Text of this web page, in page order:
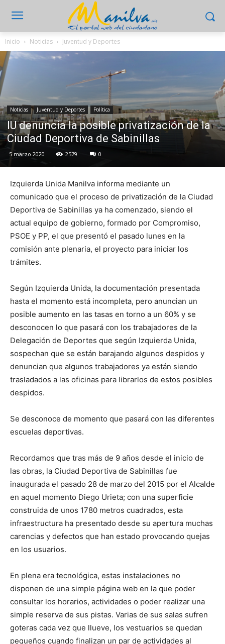
Inicio Noticias Juventud y Deportes
Noticias Juventud y Deportes Política
IU denuncia la posible privatización de la
Ciudad Deportiva de Sabinillas
5 marzo 2020 2579 0
Izquierda Unida Manilva informa mediante un
comunicado que el proceso de privatización de la Ciudad
Deportiva de Sabinillas ya ha comenzado, siendo el
actual equipo de gobierno, formado por Compromiso,
PSOE y PP, el que presentó el pasado lunes en la
comisión ante plenaria, el proyecto para iniciar los
trámites.
Según Izquierda Unida, la documentación presentada
hasta el momento está incompleta, pero anuncian un
posible aumento en las tasas en torno a un 60% y se
desconocen lo que pasará con los trabajadores de la
Delegación de Deportes que según Izquierda Unida,
sospechan que se están barajando algunos despidos y
denuncian que algunos trabajadores ya están siendo
trasladados a las oficinas para librarlos de estos posibles
despidos.
Se desconoce de momento que pasará con las diferentes
escuelas deportivas.
Recordamos que tras más de 9 años desde el inicio de
las obras, la Ciudad Deportiva de Sabinillas fue
inaugurada el pasado 28 de marzo del 2015 por el Alcalde
en aquel momento Diego Urieta; con una superficie
construida de unos 1780 metros cuadrados, esta
infraestructura ha presentado desde su apertura muchas
carencias y defectos que han estado provocando quejas
en los usuarios.
En plena era tecnológica, estas instalaciones no
disponen de una simple página web en la que poder
consultar los horarios, actividades o poder realizar una
simple reserva de sus pistas. Varias de sus salas sufren
goteras cada vez que llueve, los vestuarios se quedan
pequeños cuando finalizan un par de actividades al